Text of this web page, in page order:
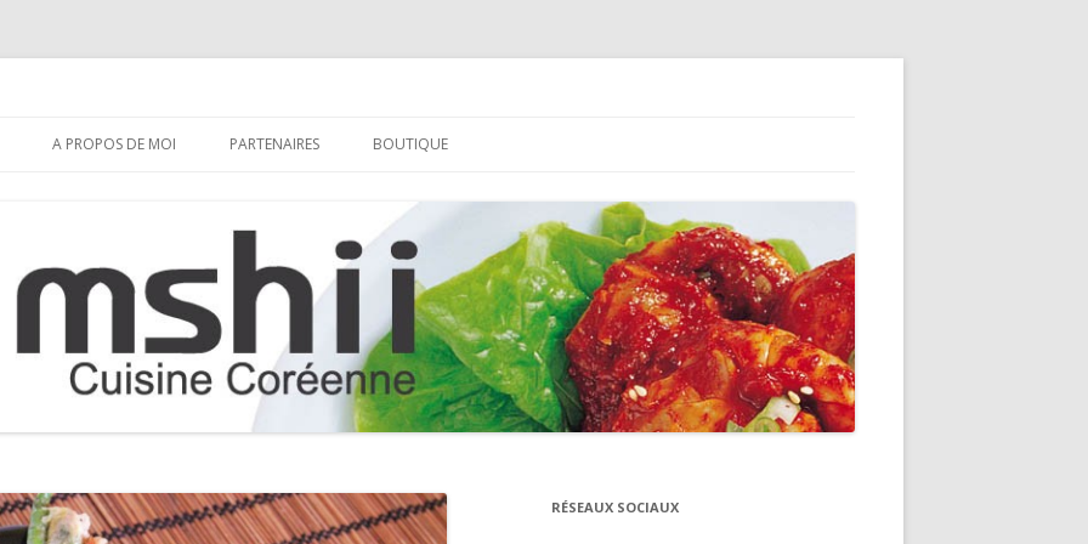
au
A PROPOS DE MOI PARTENAIRES BOUTIQUE
RÉSEAUX SOCIAUX